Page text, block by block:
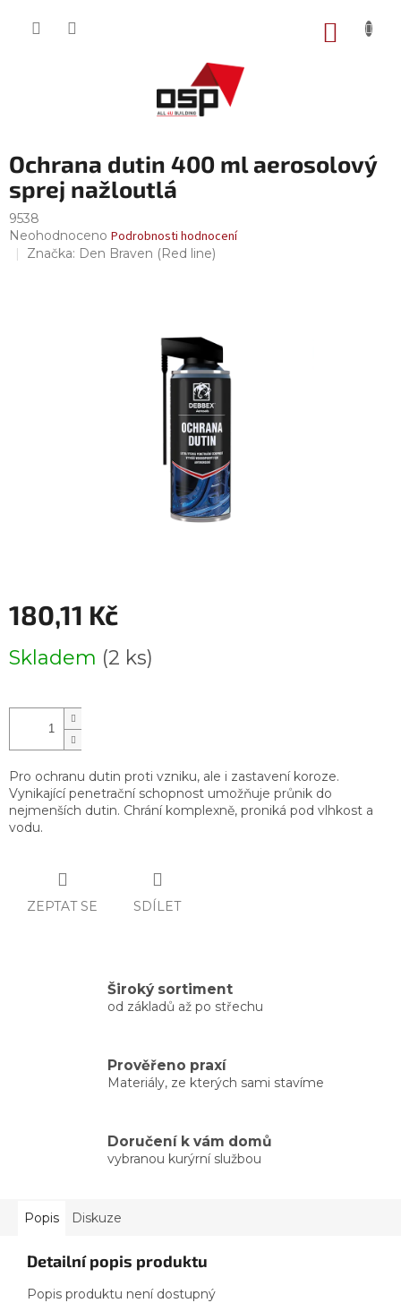
Ochrana dutin 400 ml aerosolový
sprej nažloutlá
9538
Průměrné
hodnocení
Neohodnoceno Podrobnosti hodnocení
Značka: Den Braven (Red line)
180,11 Kč
cena:
Skladem (2 ks)
Pro ochranu dutin proti vzniku, ale i zastavení koroze.
Vynikající penetrační schopnost umožňuje průnik do
nejmenších dutin. Chrání komplexně, proniká pod vlhkost a
vodu.
ZEPTAT SE SDÍLET
Široký sortiment
od základů až po střechu
Prověřeno praxí
Materiály, ze kterých sami stavíme
Doručení k vám domů
vybranou kurýrní službou
Popis Diskuze
Detailní popis produktu
Popis produktu není dostupný